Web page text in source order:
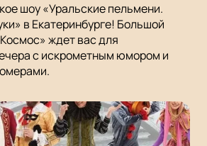
шоу «Уральские пельмени.
в Екатеринбурге! Большой
ждет вас для
с искрометным юмором и